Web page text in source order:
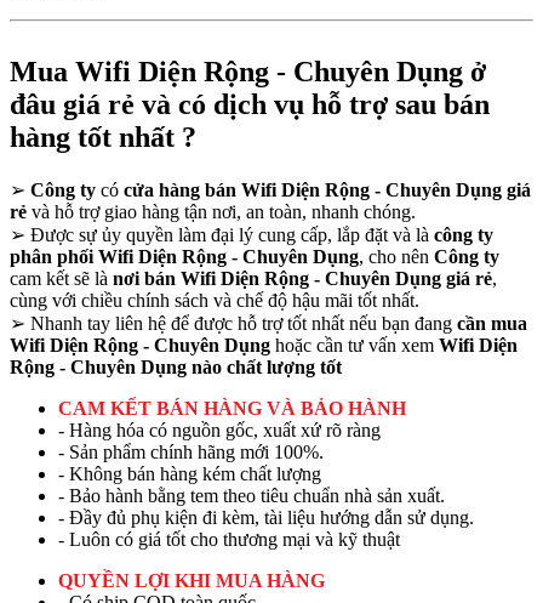
Mua Wifi Diện Rộng - Chuyên Dụng ở
đâu giá rẻ và có dịch vụ hỗ trợ sau bán
hàng tốt nhất ?
➢ Công ty có cửa hàng bán Wifi Diện Rộng - Chuyên Dụng giá
rẻ và hỗ trợ giao hàng tận nơi, an toàn, nhanh chóng.
➢ Được sự ủy quyền làm đại lý cung cấp, lắp đặt và là công ty
phân phối Wifi Diện Rộng - Chuyên Dụng, cho nên Công ty
cam kết sẽ là nơi bán Wifi Diện Rộng - Chuyên Dụng giá rẻ,
cùng với chiều chính sách và chế độ hậu mãi tốt nhất.
➢ Nhanh tay liên hệ để được hỗ trợ tốt nhất nếu bạn đang cần mua
Wifi Diện Rộng - Chuyên Dụng hoặc cần tư vấn xem Wifi Diện
Rộng - Chuyên Dụng nào chất lượng tốt
CAM KẾT BÁN HÀNG VÀ BẢO HÀNH
- Hàng hóa có nguồn gốc, xuất xứ rõ ràng
- Sản phẩm chính hãng mới 100%.
- Không bán hàng kém chất lượng
- Bảo hành bằng tem theo tiêu chuẩn nhà sản xuất.
- Đầy đủ phụ kiện đi kèm, tài liệu hướng dẫn sử dụng.
- Luôn có giá tốt cho thương mại và kỹ thuật
QUYỀN LỢI KHI MUA HÀNG